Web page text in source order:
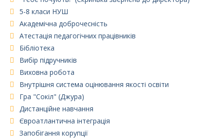
5-8 класи НУШ
Академічна доброчесність
Атестація педагогічних працівників
Бібліотека
Вибір підручників
Виховна робота
Внутрішня система оцінювання якості освіти
Гра "Сокіл" (Джура)
Дистанційне навчання
Євроатлантична інтеграція
Запобігання корупції